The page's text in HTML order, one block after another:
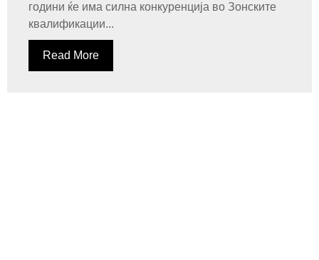
години ќе има силна конкуренција во Зонските
квалификации...
Read More